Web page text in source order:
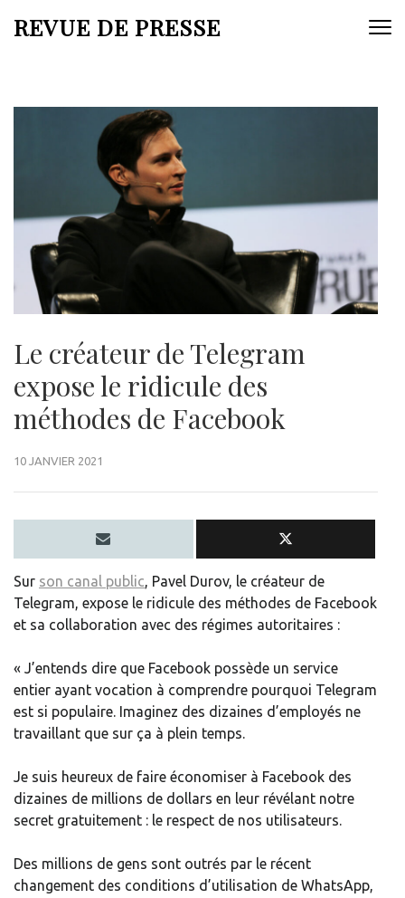
auREVUE DE PRESSE
Le créateur de Telegram
expose le ridicule des
méthodes de Facebook
10 JANVIER 2021
Sur son canal public, Pavel Durov, le créateur de
Telegram, expose le ridicule des méthodes de Facebook
et sa collaboration avec des régimes autoritaires :
« J’entends dire que Facebook possède un service
entier ayant vocation à comprendre pourquoi Telegram
est si populaire. Imaginez des dizaines d’employés ne
travaillant que sur ça à plein temps.
Je suis heureux de faire économiser à Facebook des
dizaines de millions de dollars en leur révélant notre
secret gratuitement : le respect de nos utilisateurs.
Des millions de gens sont outrés par le récent
changement des conditions d’utilisation de WhatsApp,